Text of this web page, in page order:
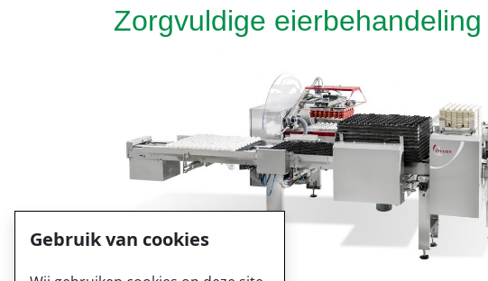
Zorgvuldige eierbehandeling
Gebruik van cookies